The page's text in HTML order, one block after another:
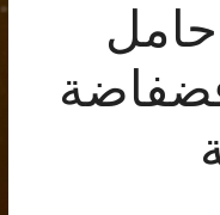
حامل